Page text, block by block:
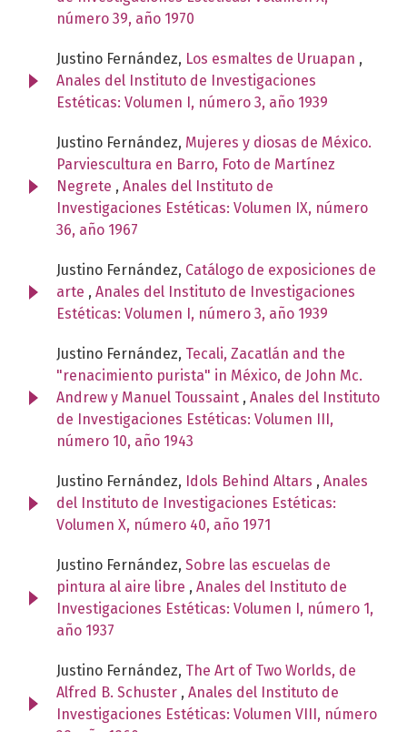
número 39, año 1970
Justino Fernández, Los esmaltes de Uruapan ,
Anales del Instituto de Investigaciones
Estéticas: Volumen I, número 3, año 1939
Justino Fernández, Mujeres y diosas de México.
Parviescultura en Barro, Foto de Martínez
Negrete , Anales del Instituto de
Investigaciones Estéticas: Volumen IX, número
36, año 1967
Justino Fernández, Catálogo de exposiciones de
arte , Anales del Instituto de Investigaciones
Estéticas: Volumen I, número 3, año 1939
Justino Fernández, Tecali, Zacatlán and the
"renacimiento purista" in México, de John Mc.
Andrew y Manuel Toussaint , Anales del Instituto
de Investigaciones Estéticas: Volumen III,
número 10, año 1943
Justino Fernández, Idols Behind Altars , Anales
del Instituto de Investigaciones Estéticas:
Volumen X, número 40, año 1971
Justino Fernández, Sobre las escuelas de
pintura al aire libre , Anales del Instituto de
Investigaciones Estéticas: Volumen I, número 1,
año 1937
Justino Fernández, The Art of Two Worlds, de
Alfred B. Schuster , Anales del Instituto de
Investigaciones Estéticas: Volumen VIII, número